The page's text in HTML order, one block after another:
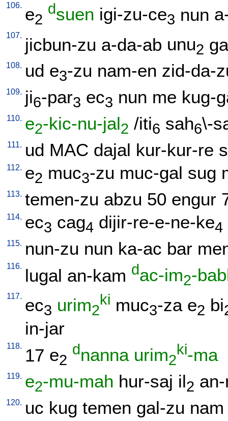
106. e2
dsuen igi-zu-ce3 nun
107. jicbun-zu a-da-ab unu2
108. ud e3-zu nam-en zid-da-
109. ji6-par3 ec3 nun me kug-
110. e2-kic-nu-jal2 /iti6 sah6\-
111. ud MAC dajal kur-kur-re
112. e2 muc3-zu muc-gal sug
113. temen-zu abzu 50 engur
114. ec3 cag4 dijir-re-e-ne-ke4
115. nun-zu nun ka-ac bar
116. lugal an-kam dac-im2-
117. ec3 urim2
ki muc3-za e2 bi
in-jar
118. 17 e2
dnanna urim2
ki-ma
119. e2-mu-mah hur-saj il2
120. uc kug temen gal-zu nam